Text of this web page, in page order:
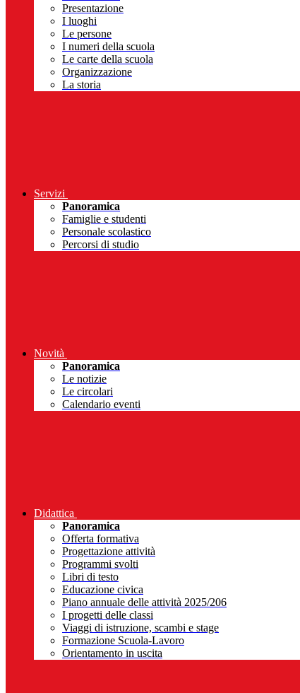
Presentazione
I luoghi
Le persone
I numeri della scuola
Le carte della scuola
Organizzazione
La storia
Servizi
Panoramica
Famiglie e studenti
Personale scolastico
Percorsi di studio
Novità
Panoramica
Le notizie
Le circolari
Calendario eventi
Didattica
Panoramica
Offerta formativa
Progettazione attività
Programmi svolti
Libri di testo
Educazione civica
Piano annuale delle attività 2025/206
I progetti delle classi
Viaggi di istruzione, scambi e stage
Formazione Scuola-Lavoro
Orientamento in uscita